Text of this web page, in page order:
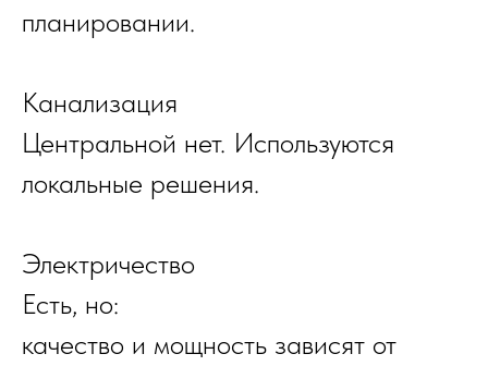
планировании.
Канализация
Центральной нет. Используются
локальные решения.
Электричество
Есть, но:
качество и мощность зависят от